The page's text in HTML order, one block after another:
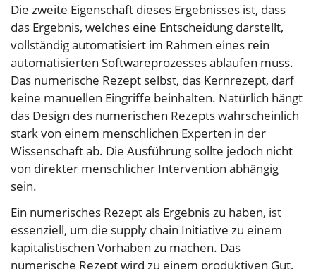
Die zweite Eigenschaft dieses Ergebnisses ist, dass
das Ergebnis, welches eine Entscheidung darstellt,
vollständig automatisiert im Rahmen eines rein
automatisierten Softwareprozesses ablaufen muss.
Das numerische Rezept selbst, das Kernrezept, darf
keine manuellen Eingriffe beinhalten. Natürlich hängt
das Design des numerischen Rezepts wahrscheinlich
stark von einem menschlichen Experten in der
Wissenschaft ab. Die Ausführung sollte jedoch nicht
von direkter menschlicher Intervention abhängig
sein.
Ein numerisches Rezept als Ergebnis zu haben, ist
essenziell, um die supply chain Initiative zu einem
kapitalistischen Vorhaben zu machen. Das
numerische Rezept wird zu einem produktiven Gut,